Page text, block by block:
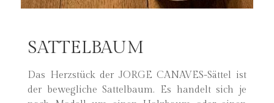
SATTELBAUM
Das Herzstück der JORGE CANAVES-Sättel ist
der bewegliche Sattelbaum. Es handelt sich je